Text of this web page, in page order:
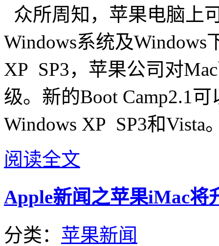
众所周知，苹果电脑上
Windows系统及
XP SP3，苹果公司对
级。新的Boot Camp2.1
Windows XP SP3和Vista
阅读全文
Apple新闻之苹果iMac将
分类： 苹果新闻